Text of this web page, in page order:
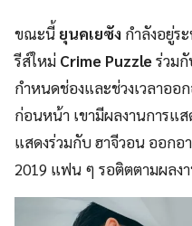
ขณะนี้ ยุนคเยซัง กำลังอยู่ร
รีส์ใหม่ Crime Puzzleร่วม
กำหนดช่องและช่วงเวลาออ
ก่อนหน้า เขามีผลงานการแ
แสดงร่วมกับ ฮาจีวอน ออกอ
2019 แฟน ๆ รอติตตามผลง